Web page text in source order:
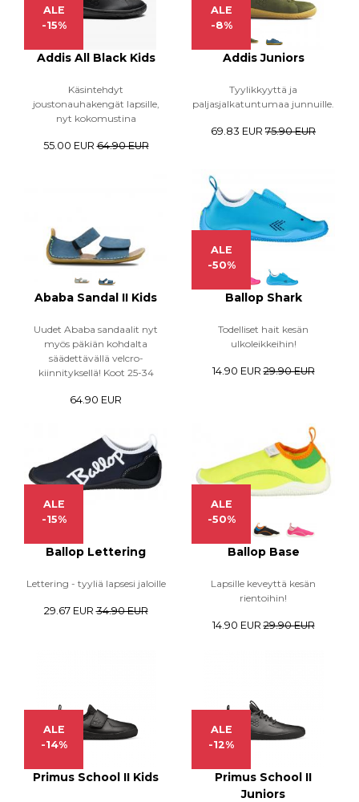
ALE
-15%
Addis All Black Kids
Käsintehdyt
joustonauhakengät lapsille,
nyt kokomustina
55.00 EUR 64.90 EUR
ALE
-8%
Addis Juniors
Tyylikkyyttä ja
paljasjalkatuntumaa junnuille.
69.83 EUR 75.90 EUR
Ababa Sandal II Kids
Uudet Ababa sandaalit nyt
myös päkiän kohdalta
säädettävällä velcro-
kiinnityksellä! Koot 25-34
64.90 EUR
ALE
-50%
Ballop Shark
Todelliset hait kesän
ulkoleikkeihin!
14.90 EUR 29.90 EUR
ALE
-15%
Ballop Lettering
Lettering - tyyliä lapsesi jaloille
29.67 EUR 34.90 EUR
ALE
-50%
Ballop Base
Lapsille keveyttä kesän
rientoihin!
14.90 EUR 29.90 EUR
ALE
-14%
Primus School II Kids
ALE
-12%
Primus School II
Juniors